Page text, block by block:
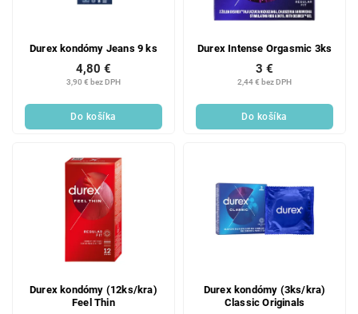
Durex kondómy Jeans 9 ks
3,90 € bez DPH
4,80 €
Do košíka
Durex Intense Orgasmic 3ks
2,44 € bez DPH
3 €
Do košíka
Durex kondómy (12ks/kra)
Feel Thin
Durex kondómy (3ks/kra)
Classic Originals